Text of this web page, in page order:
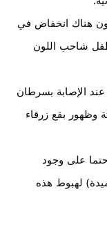
هناك انخفاض في
شاحب اللون
الإصابة بسرطان
وظهور بقع زرقاء
على وجود
لهبوط هذه